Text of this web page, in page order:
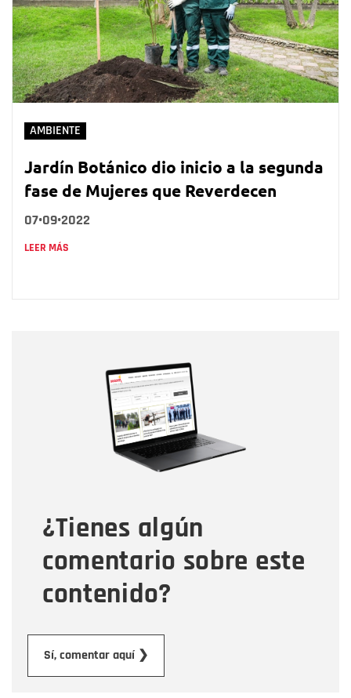
AMBIENTE
Jardín Botánico dio inicio a la segunda
fase de Mujeres que Reverdecen
07•09•2022
LEER MÁS
¿Tienes algún
comentario sobre este
contenido?
Sí, comentar aquí ❯
Correo electrónico
Tipo de comentario
Mensaje